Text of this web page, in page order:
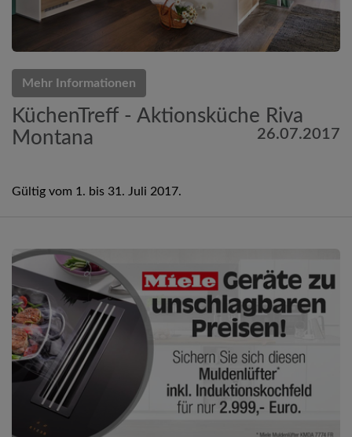
Mehr Informationen
KüchenTreff - Aktionsküche Riva
Montana
26.07.2017
Gültig vom 1. bis 31. Juli 2017.